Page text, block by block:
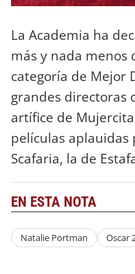
La Academia ha
más y nada menos
categoría de Mejor
grandes directoras
artífice de
películas aplauidas
Scafaria, la de
EN ESTA NOTA
Natalie Portman Oscar